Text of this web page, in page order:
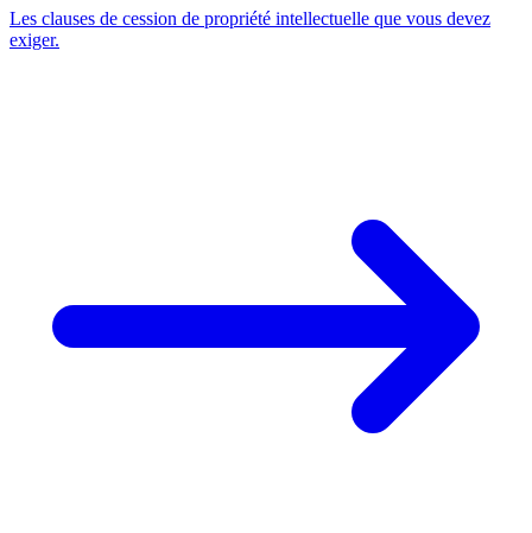
Les clauses de cession de propriété intellectuelle que vous devez
exiger.